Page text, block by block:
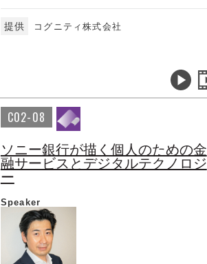
提供 コグニティ株式会社
C02-08
ソニー銀行が描く個人のための金
融サービスとデジタルテクノロジ
ー
Speaker